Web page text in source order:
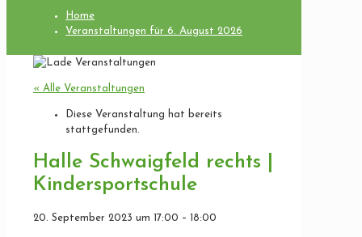
Home
Veranstaltungen für 6. August 2026
« Alle Veranstaltungen
Diese Veranstaltung hat bereits
stattgefunden.
Halle Schwaigfeld rechts |
Kindersportschule
20. September 2023 um 17:00 – 18:00